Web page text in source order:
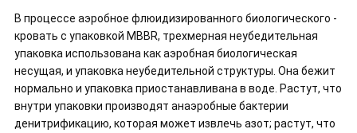
В процессе аэробное флюидизированного биологического -
кровать с упаковкой MBBR, трехмерная неубедительная
упаковка использована как аэробная биологическая
несущая, и упаковка неубедительной структуры. Она бежит
нормально и упаковка приостанавливана в воде. Растут, что
внутри упаковки производят анаэробные бактерии
денитрификацию, которая может извлечь азот; растут, что